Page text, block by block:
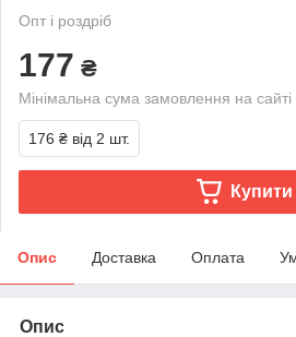
Опт і роздріб
177 ₴
Мінімальна сума замовлення на
176 ₴ від 2 шт.
Купити
Опис Доставка Оплата
Опис